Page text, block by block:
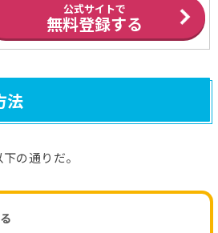
公式サイトで
無料登録する
法
の通りだ。